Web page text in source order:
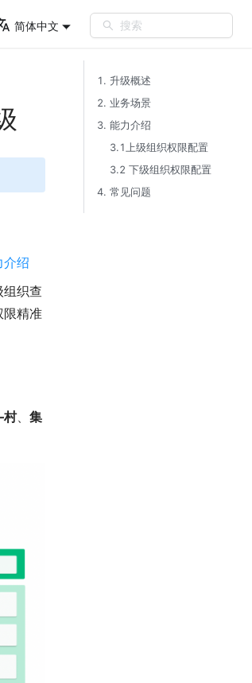
简体中文 搜索
介绍
织查
限精准
、 集
1. 升级概述​
2. 业务场景​
3. 能力介绍​
3.1上级组织权限配置​
3.2 下级组织权限配置​
4. 常见问题​